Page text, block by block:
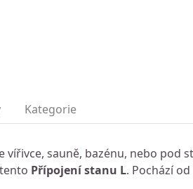
Kategorie
vířivce, sauně, bazénu, nebo pod
Přípojení stanu L. Pochází